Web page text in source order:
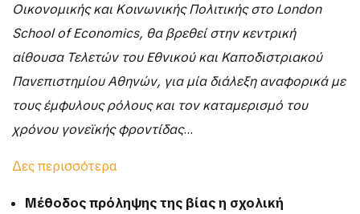
Οικονομικής και Κοινωνικής Πολιτικής στο London
School of Economics, θα βρεθεί στην κεντρική
αίθουσα Τελετών του Εθνικού και Καποδιστριακού
Πανεπιστημίου Αθηνών, για μία διάλεξη αναφορικά με
τους έμφυλους ρόλους και τον καταμερισμό του
χρόνου γονεϊκής φροντίδας…
Δες περισσότερα
Μέθοδος πρόληψης της βίας η σχολική